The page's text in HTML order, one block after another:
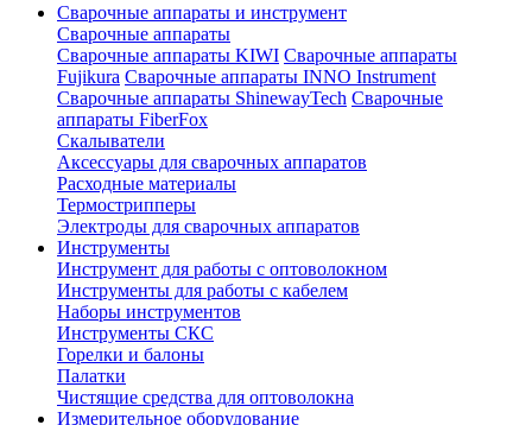
Сварочные аппараты и инструмент
Сварочные аппараты
Сварочные аппараты KIWI Сварочные аппараты
Fujikura Сварочные аппараты INNO Instrument
Сварочные аппараты ShinewayTech Cварочные
аппараты FiberFox
Скалыватели
Аксессуары для сварочных аппаратов
Расходные материалы
Термострипперы
Электроды для сварочных аппаратов
Инструменты
Инструмент для работы с оптоволокном
Инструменты для работы с кабелем
Наборы инструментов
Инструменты СКС
Горелки и балоны
Палатки
Чистящие средства для оптоволокна
Измерительное оборудование